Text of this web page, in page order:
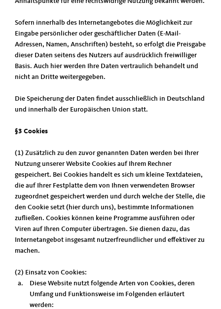
Sofern innerhalb des Internetangebotes die Möglichkeit zur
Eingabe persönlicher oder geschäftlicher Daten (E-Mail-
Adressen, Namen, Anschriften) besteht, so erfolgt die Preisgabe
dieser Daten seitens des Nutzers auf ausdrücklich freiwilliger
Basis. Auch hier werden Ihre Daten vertraulich behandelt und
nicht an Dritte weitergegeben.
Die Speicherung der Daten findet ausschließlich in Deutschland
und innerhalb der Europäischen Union statt.
§3 Cookies
(1) Zusätzlich zu den zuvor genannten Daten werden bei Ihrer
Nutzung unserer Website Cookies auf Ihrem Rechner
gespeichert. Bei Cookies handelt es sich um kleine Textdateien,
die auf Ihrer Festplatte dem von Ihnen verwendeten Browser
zugeordnet gespeichert werden und durch welche der Stelle, die
den Cookie setzt (hier durch uns), bestimmte Informationen
zufließen. Cookies können keine Programme ausführen oder
Viren auf Ihren Computer übertragen. Sie dienen dazu, das
Internetangebot insgesamt nutzerfreundlicher und effektiver zu
machen.
(2) Einsatz von Cookies:
Diese Website nutzt folgende Arten von Cookies, deren
Umfang und Funktionsweise im Folgenden erläutert
werden: